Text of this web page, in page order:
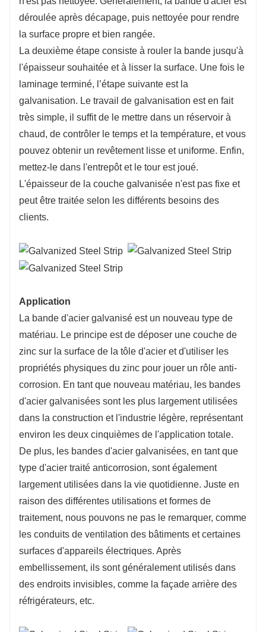
déroulée après décapage, puis nettoyée pour rendre
la surface propre et bien rangée.
La deuxième étape consiste à rouler la bande jusqu'à
l'épaisseur souhaitée et à lisser la surface. Une fois le
laminage terminé, l’étape suivante est la
galvanisation. Le travail de galvanisation est en fait
très simple, il suffit de le mettre dans un réservoir à
chaud, de contrôler le temps et la température, et vous
pouvez obtenir un revêtement lisse et uniforme. Enfin,
mettez-le dans l'entrepôt et le tour est joué.
L'épaisseur de la couche galvanisée n'est pas fixe et
peut être traitée selon les différents besoins des
clients.
Application
La bande d'acier galvanisé est un nouveau type de
matériau. Le principe est de déposer une couche de
zinc sur la surface de la tôle d'acier et d'utiliser les
propriétés physiques du zinc pour jouer un rôle anti-
corrosion. En tant que nouveau matériau, les bandes
d'acier galvanisées sont les plus largement utilisées
dans la construction et l'industrie légère, représentant
environ les deux cinquièmes de l'application totale.
De plus, les bandes d'acier galvanisées, en tant que
type d'acier traité anticorrosion, sont également
largement utilisées dans la vie quotidienne. Juste en
raison des différentes utilisations et formes de
traitement, nous pouvons ne pas le remarquer, comme
les conduits de ventilation des bâtiments et certaines
surfaces d'appareils électriques. Après
embellissement, ils sont généralement utilisés dans
des endroits invisibles, comme la façade arrière des
réfrigérateurs, etc.